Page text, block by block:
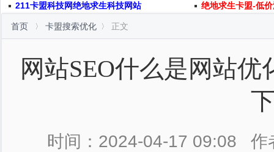
211卡盟科技网绝地求生科技网站
绝地求生卡盟-低
首页 卡盟搜索优化 正文
网站SEO什么是网站
时间：2024-04-17 09:08 作